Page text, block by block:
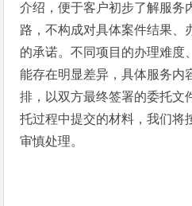
介绍，便于客户初步了解服务
路，不构成对具体案件结果、
的承诺。不同项目的办理难度
能存在明显差异，具体服务内
排，以双方最终签署的委托文
托过程中提交的材料，我们将
审慎处理。